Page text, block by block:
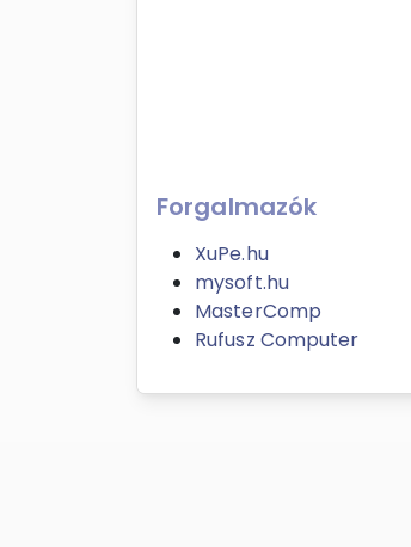
Forgalmazók
XuPe.hu
mysoft.hu
MasterComp
Rufusz Computer